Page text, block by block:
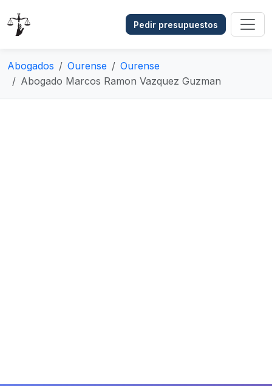
Pedir presupuestos
Abogados Ourense
Ourense
Abogado Marcos Ramon Vazquez Guzman